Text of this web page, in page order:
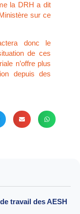
la DRH a dit
sur ce
donc le
de ces
n’offre plus
depuis des
travail des AESH